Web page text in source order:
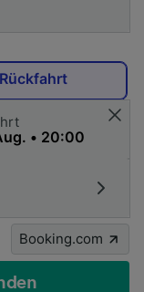
Rückfahrt
Booking.com